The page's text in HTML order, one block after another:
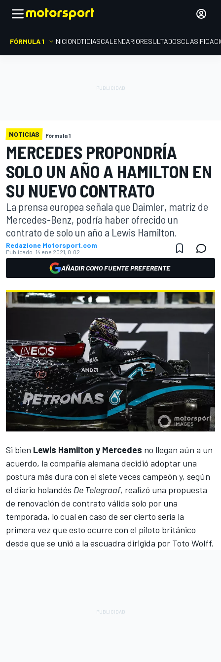
FÓRMULA 1 INICIONOTICIASCALENDARIORESULTADOS
NOTICIAS Fórmula 1
MERCEDES PROPONDRÍA
SOLO UN AÑO A HAMILTON EN
SU NUEVO CONTRATO
La prensa europea señala que Daimler, matriz de
Mercedes-Benz, podría haber ofrecido un
contrato de solo un año a Lewis Hamilton.
Redazione Motorsport.com
Publicado: 14 ene 2021, 0:02
AÑADIR COMO FUENTE PREFERENTE
Si bien Lewis Hamilton y Mercedes no llegan aún a un
acuerdo, la compañía alemana decidió adoptar una
postura más dura con el siete veces campeón y, según
el diario holandés De Telegraaf, realizó una propuesta
de renovación de contrato válida solo por una
temporada, lo cual en caso de ser cierto sería la
primera vez que esto ocurre con el piloto británico
desde que se unió a la escuadra dirigida por Toto Wolff.